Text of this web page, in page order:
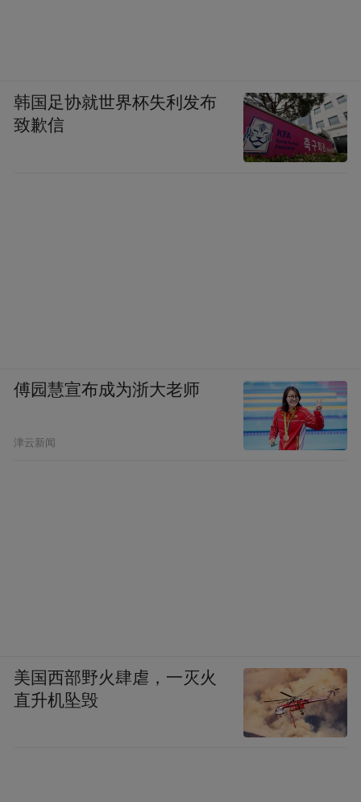
韩国足协就世界杯失利发布
致歉信
傅园慧宣布成为浙大老师
津云新闻
美国西部野火肆虐，一灭火
直升机坠毁